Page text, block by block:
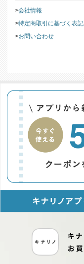
会社情報
特定商取引に基づく表記
お問い合わせ